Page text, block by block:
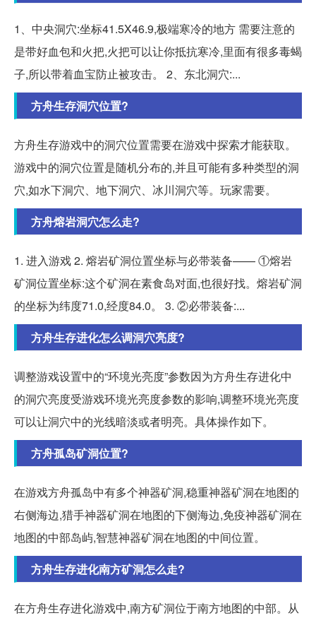
1、中央洞穴:坐标41.5X46.9,极端寒冷的地方 需要注意的
是带好血包和火把,火把可以让你抵抗寒冷,里面有很多毒蝎
子,所以带着血宝防止被攻击。 2、东北洞穴:...
方舟生存洞穴位置?
方舟生存游戏中的洞穴位置需要在游戏中探索才能获取。
游戏中的洞穴位置是随机分布的,并且可能有多种类型的洞
穴,如水下洞穴、地下洞穴、冰川洞穴等。玩家需要。
方舟熔岩洞穴怎么走?
1. 进入游戏 2. 熔岩矿洞位置坐标与必带装备—— ①熔岩
矿洞位置坐标:这个矿洞在素食岛对面,也很好找。熔岩矿洞
的坐标为纬度71.0,经度84.0。 3. ②必带装备:...
方舟生存进化怎么调洞穴亮度?
调整游戏设置中的“环境光亮度”参数因为方舟生存进化中
的洞穴亮度受游戏环境光亮度参数的影响,调整环境光亮度
可以让洞穴中的光线暗淡或者明亮。具体操作如下。
方舟孤岛矿洞位置?
在游戏方舟孤岛中有多个神器矿洞,稳重神器矿洞在地图的
右侧海边,猎手神器矿洞在地图的下侧海边,免疫神器矿洞在
地图的中部岛屿,智慧神器矿洞在地图的中间位置。
方舟生存进化南方矿洞怎么走?
在方舟生存进化游戏中,南方矿洞位于南方地图的中部。从